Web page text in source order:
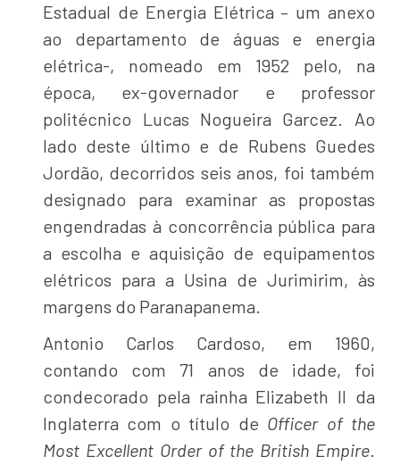
Estadual de Energia Elétrica – um anexo
ao departamento de águas e energia
elétrica-, nomeado em 1952 pelo, na
época, ex-governador e professor
politécnico Lucas Nogueira Garcez. Ao
lado deste último e de Rubens Guedes
Jordão, decorridos seis anos, foi também
designado para examinar as propostas
engendradas à concorrência pública para
a escolha e aquisição de equipamentos
elétricos para a Usina de Jurimirim, às
margens do Paranapanema.
Antonio Carlos Cardoso, em 1960,
contando com 71 anos de idade, foi
condecorado pela rainha Elizabeth II da
Inglaterra com o título de Officer of the
Most Excellent Order of the British Empire.